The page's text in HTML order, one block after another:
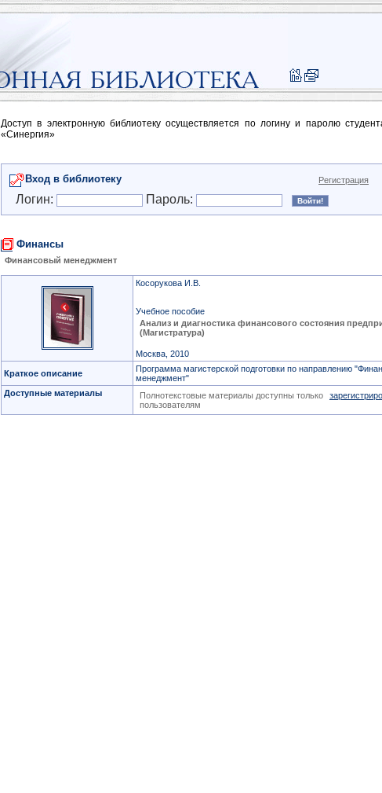
Доступ в электронную библиотеку осуществляется по логину и паролю
«Синергия»
Вход в библиотеку Регистрация
Логин: Пароль:
Финансы
Финансовый менеджмент
Косорукова И.В.
Учебное пособие
Анализ и диагностика финансового состояния
(Магистратура)
Москва, 2010
Краткое описание
Программа магистерской подготовки по направлению
менеджмент"
Доступные материалы
Полнотекстовые материалы доступны только
пользователям